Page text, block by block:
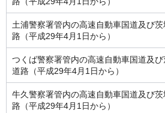
土浦警察署管内の高速自動車国道及び
路（平成29年4月1日から）
つくば警察署管内の高速自動車国道及
道路（平成29年4月1日から）
牛久警察署管内の高速自動車国道及び
路（平成29年4月1日から）